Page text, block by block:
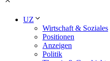
UZ
Wirtschaft & Soziales
Positionen
Anzeigen
Politik